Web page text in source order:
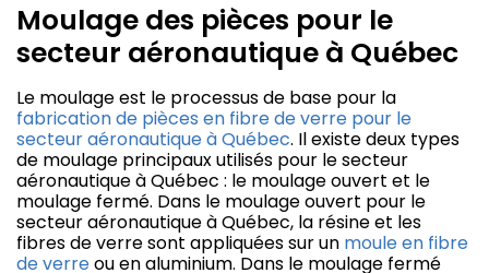
Moulage des pièces pour le
secteur aéronautique à Québec
Le moulage est le processus de base pour la
fabrication de pièces en fibre de verre pour le
secteur aéronautique à Québec. Il existe deux types
de moulage principaux utilisés pour le secteur
aéronautique à Québec : le moulage ouvert et le
moulage fermé. Dans le moulage ouvert pour le
secteur aéronautique à Québec, la résine et les
fibres de verre sont appliquées sur un moule en fibre
de verreou en aluminium. Dans le moulage fermé